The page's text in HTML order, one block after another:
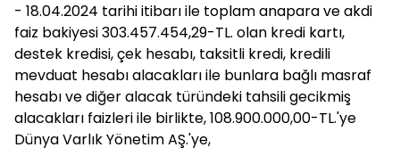
- 18.04.2024 tarihi itibarı ile toplam anapara ve akdi
faiz bakiyesi 303.457.454,29-TL. olan kredi kartı,
destek kredisi, çek hesabı, taksitli kredi, kredili
mevduat hesabı alacakları ile bunlara bağlı masraf
hesabı ve diğer alacak türündeki tahsili gecikmiş
alacakları faizleri ile birlikte, 108.900.000,00-TL.'ye
Dünya Varlık Yönetim AŞ.'ye,